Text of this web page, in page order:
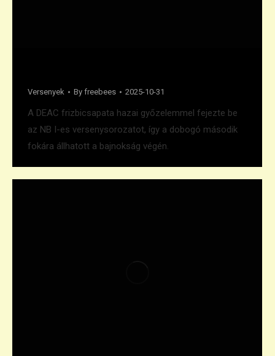
Versenyek By freebees 2025-10-31
A DEAC frizbicsapata hazai győzelemmel fejezte be
az NB I-es versenysorozatot, így a dobogó második
fokára állhatott a bajnokság végén.